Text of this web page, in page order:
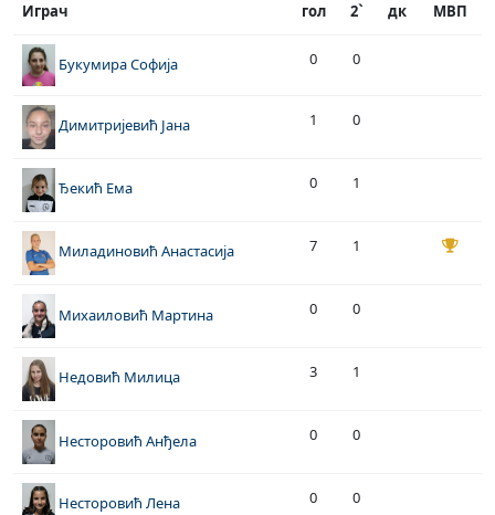
Играч гол 2` дк МВП
Букумира Софија 0 0
Димитријевић Јана 1 0
Ђекић Ема 0 1
Миладиновић Анастасија 7 1
Михаиловић Мартина 0 0
Недовић Милица 3 1
Несторовић Анђела 0 0
Несторовић Лена 0 0